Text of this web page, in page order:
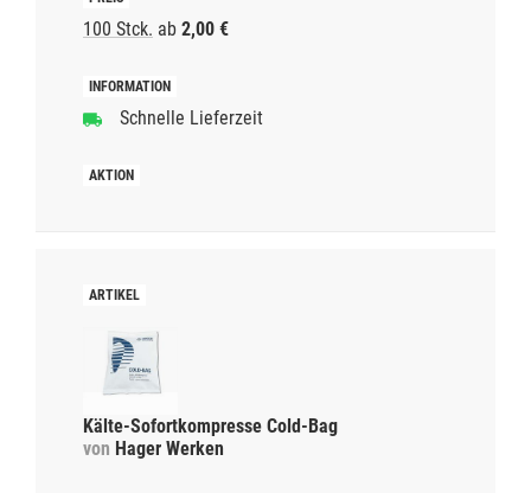
100 Stck. ab 2,00 €
Schnelle Lieferzeit
Kälte-Sofortkompresse Cold-Bag
von Hager Werken